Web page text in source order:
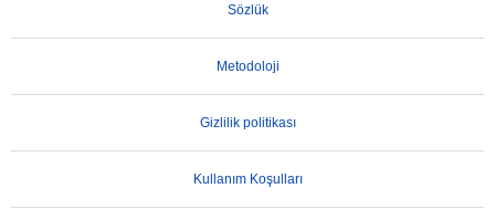
Sözlük
Metodoloji
Gizlilik politikası
Kullanım Koşulları